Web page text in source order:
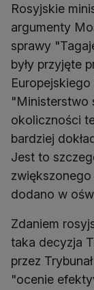
Rosyjskie
argumenty
sprawy
były przyjęte
Europejskiego
"Ministerstwo
okoliczności
bardziej
Jest to
dodano w
Zdaniem
taka decyzja
przez
"ocenie